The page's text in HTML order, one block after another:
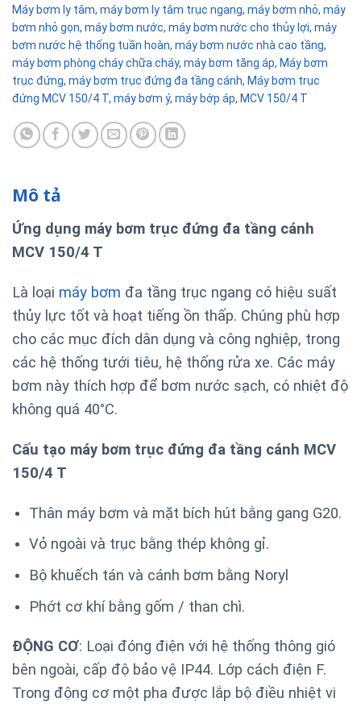
Máy bơm ly tâm, máy bơm ly tâm trục ngang, máy bơm nhỏ, máy
bơm nhỏ gọn, máy bơm nước, máy bơm nước cho thủy lợi, máy
bơm nước hệ thống tuần hoàn, máy bơm nước nhà cao tầng,
máy bơm phòng cháy chữa cháy, máy bơm tăng áp, Máy bơm
trục đứng, máy bơm trục đứng đa tầng cánh, Máy bơm trục
đứng MCV 150/4 T, máy bơm ý, máy bớp áp, MCV 150/4 T
Mô tả
Ứng dụng máy bơm trục đứng đa tầng cánh
MCV 150/4 T
Là loại máy bơm đa tầng trục ngang có hiệu suất
thủy lực tốt và hoạt tiếng ồn thấp. Chúng phù hợp
cho các mục đích dân dụng và công nghiệp, trong
các hệ thống tưới tiêu, hệ thống rửa xe. Các máy
bơm này thích hợp để bơm nước sạch, có nhiệt độ
không quá 40°C.
Cấu tạo máy bơm trục đứng đa tầng cánh MCV
150/4 T
Thân máy bơm và mặt bích hút bằng gang G20.
Vỏ ngoài và trục bằng thép không gỉ.
Bộ khuếch tán và cánh bơm bằng Noryl
Phớt cơ khí bằng gốm / than chì.
ĐỘNG CƠ: Loại đóng điện với hệ thống thông gió
bên ngoài, cấp độ bảo vệ IP44. Lớp cách điện F.
Trong động cơ một pha được lắp bộ điều nhiệt vi